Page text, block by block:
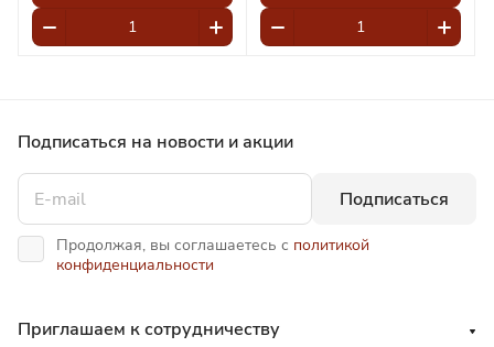
Подписаться на новости и акции
Подписаться
Продолжая, вы соглашаетесь с политикой
конфиденциальности
Приглашаем к сотрудничеству